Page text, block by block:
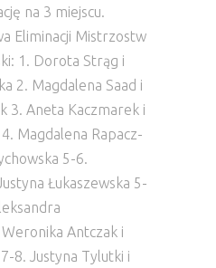
na 3 miejscu.
Eliminacji Mistrzostw
1. Dorota Strąg i
2. Magdalena Saad i
3. Aneta Kaczmarek i
Magdalena Rapacz-
5-6.
Łukaszewska 5-
Antczak i
8. Justyna Tylutki i